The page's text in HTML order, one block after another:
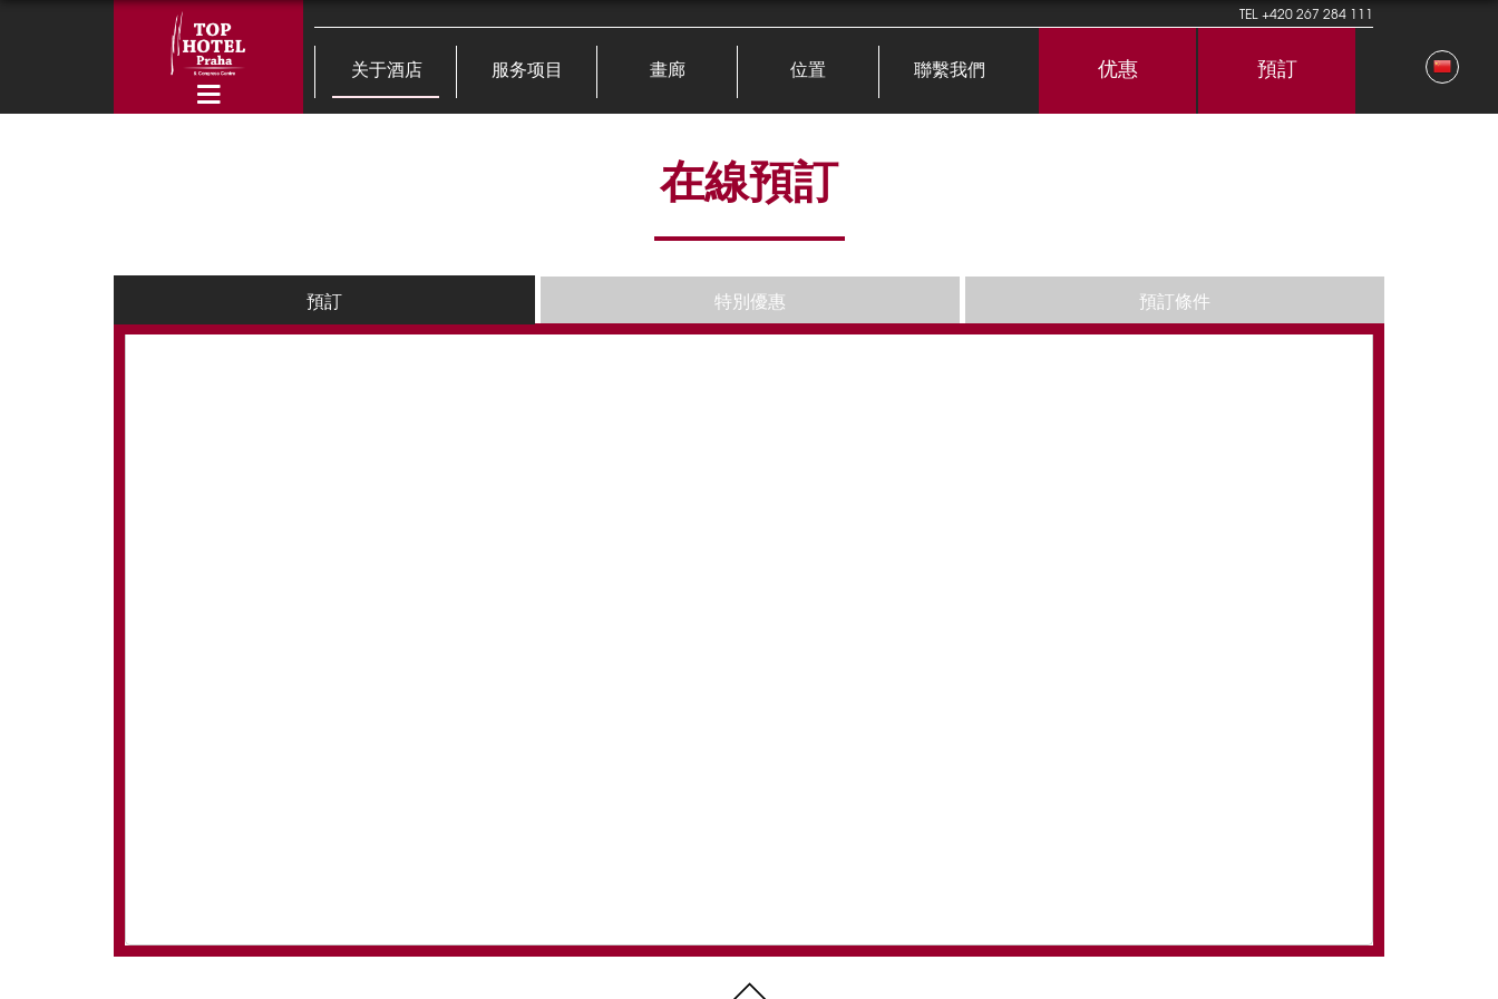
TEL+420 267 284 111
关于酒店 服务项目 畫廊 位置 聯繫我們 优惠 預訂
在線預訂
預訂 特別優惠 預訂條件